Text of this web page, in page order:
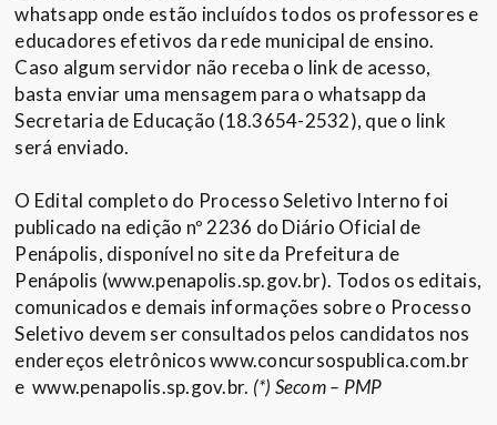
whatsapp onde estão incluídos todos os professores e
educadores efetivos da rede municipal de ensino.
Caso algum servidor não receba o link de acesso,
basta enviar uma mensagem para o whatsapp da
Secretaria de Educação (18.3654-2532), que o link
será enviado.
O Edital completo do Processo Seletivo Interno foi
publicado na edição nº 2236 do Diário Oficial de
Penápolis, disponível no site da Prefeitura de
Penápolis (www.penapolis.sp.gov.br). Todos os editais,
comunicados e demais informações sobre o Processo
Seletivo devem ser consultados pelos candidatos nos
endereços eletrônicos www.concursospublica.com.br
e www.penapolis.sp.gov.br. (*) Secom – PMP